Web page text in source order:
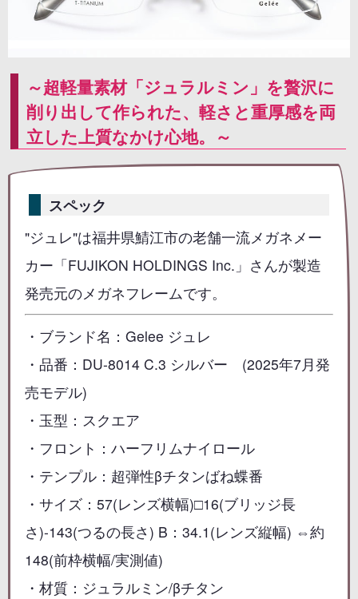
～超軽量素材「ジュラルミン」を贅沢に
削り出して作られた、軽さと重厚感を両
立した上質なかけ心地。～
スペック
"ジュレ"は福井県鯖江市の老舗一流メガネメー
カー「FUJIKON HOLDINGS Inc.」さんが製造
発売元のメガネフレームです。
・ブランド名：Gelee ジュレ
・品番：DU-8014 C.3 シルバー (2025年7月発
売モデル)
・玉型：スクエア
・フロント：ハーフリムナイロール
・テンプル：超弾性βチタンばね蝶番
・サイズ：57(レンズ横幅)□16(ブリッジ長
さ)-143(つるの長さ) B：34.1(レンズ縦幅) ⇔約
148(前枠横幅/実測値)
・材質：ジュラルミン/βチタン